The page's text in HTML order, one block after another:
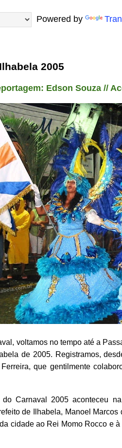
Powered by
2005
Edson Souza //
voltamos no tempo até a
de 2005. Registramos,
que gentilmente
do Carnaval 2005 aconteceu
de Ilhabela, Manoel Marcos
cidade ao Rei Momo Rocco e